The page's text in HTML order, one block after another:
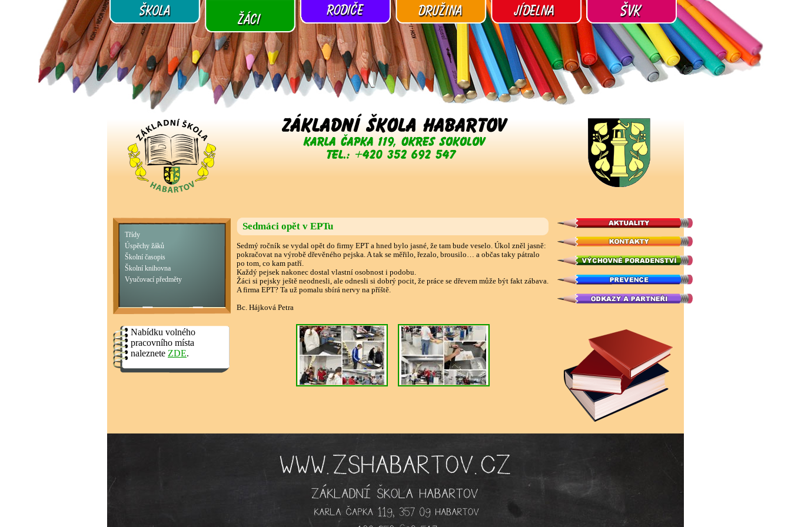
Třídy
Úspěchy žáků
Školní časopis
Školní knihovna
Vyučovací předměty
Nabídku volného
pracovního místa
naleznete ZDE.
Sedmáci opět v EPTu
Sedmý ročník se vydal opět do firmy EPT a hned bylo jasné, že tam bude veselo. Úkol zněl jasně:
pokračovat na výrobě dřevěného pejska. A tak se měřilo, řezalo, brousilo… a občas taky pátralo
po tom, co kam patří.
Každý pejsek nakonec dostal vlastní osobnost i podobu.
Žáci si pejsky ještě neodnesli, ale odnesli si dobrý pocit, že práce se dřevem může být fakt zábava.
A firma EPT? Ta už pomalu sbírá nervy na příště.
Bc. Hájková Petra